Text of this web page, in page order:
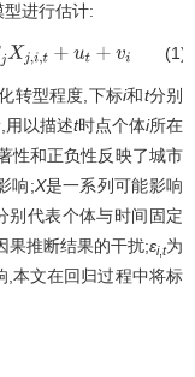
进行估计:
t+vi+ϵi, t (1)
转型程度,下标i和t分别
用以描述t时点个体i所在
性和正负性反映了城市
响;X是一系列可能影响
别代表个体与时间固定
果推断结果的干扰;εi,t为
,本文在回归过程中将标